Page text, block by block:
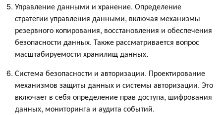
Управление данными и хранение. Определение
стратегии управления данными, включая механизмы
резервного копирования, восстановления и обеспечения
безопасности данных. Также рассматривается вопрос
масштабируемости хранилищ данных.
Система безопасности и авторизации. Проектирование
механизмов защиты данных и системы авторизации. Это
включает в себя определение прав доступа, шифрования
данных, мониторинга и аудита событий.